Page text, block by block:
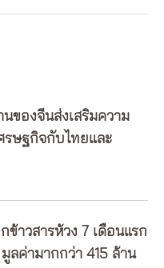
ของจีนส่งเสริมความ
รษฐกิจกับไทยและ
ข้าวสารห้วง 7 เดือนแรก
ลค่ามากกว่า 415 ล้าน